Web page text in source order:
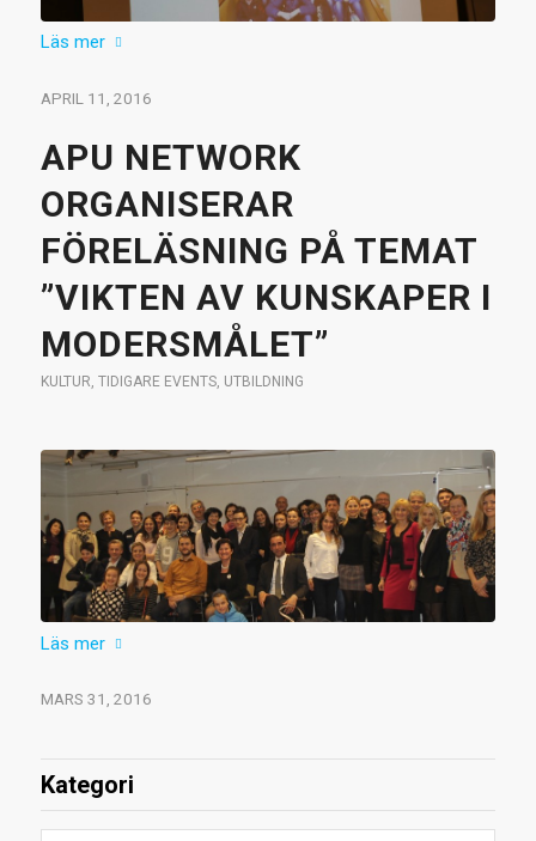
Läs mer
APRIL 11, 2016
APU NETWORK
ORGANISERAR
FÖRELÄSNING PÅ TEMAT
”VIKTEN AV KUNSKAPER I
MODERSMÅLET”
KULTUR TIDIGARE EVENTS, UTBILDNING
Läs mer
MARS 31, 2016
Kategori